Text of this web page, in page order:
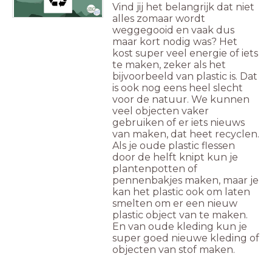
Vind jij het belangrijk dat niet
alles zomaar wordt
weggegooid en vaak dus
maar kort nodig was? Het
kost super veel energie of iets
te maken, zeker als het
bijvoorbeeld van plastic is. Dat
is ook nog eens heel slecht
voor de natuur. We kunnen
veel objecten vaker
gebruiken of er iets nieuws
van maken, dat heet recyclen.
Als je oude plastic flessen
door de helft knipt kun je
plantenpotten of
pennenbakjes maken, maar je
kan het plastic ook om laten
smelten om er een nieuw
plastic object van te maken.
En van oude kleding kun je
super goed nieuwe kleding of
objecten van stof maken.